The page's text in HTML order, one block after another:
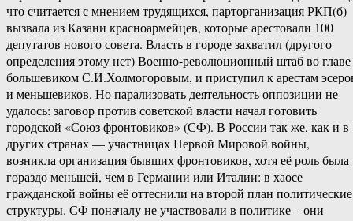
что считается с мнением трудящихся, парторганизация РКП(б)
вызвала из Казани красноармейцев, которые арестовали 100
депутатов нового совета. Власть в городе захватил (другого
определения этому нет) Военно-революционный штаб во главе
большевиком С.И.Холмогоровым, и приступил к арестам
и меньшевиков. Но парализовать деятельность оппозиции не
удалось: заговор против советской власти начал готовить
городской «Союз фронтовиков» (СФ). В России так же, как и в
других странах — участницах Первой Мировой войны,
возникла организация бывших фронтовиков, хотя её роль была
гораздо меньшей, чем в Германии или Италии: в хаосе
гражданской войны её оттеснили на второй план политические
структуры. СФ поначалу не участвовали в политике – они